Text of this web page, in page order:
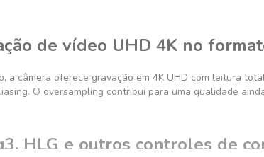
de vídeo UHD 4K no
a câmera oferece gravação em 4K UHD com leitura
O oversampling contribui para uma qualidade
HLG e outros controles de